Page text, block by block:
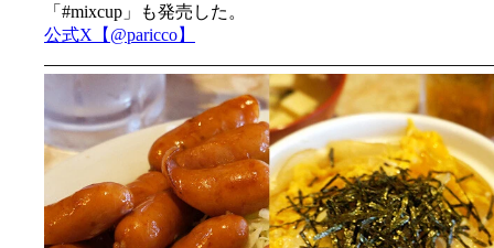
「#mixcup」も発売した。
公式X【@paricco】